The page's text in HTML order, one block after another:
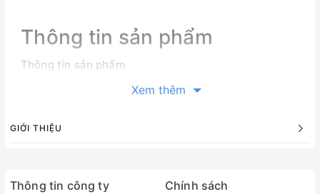
Thông tin sản phẩm
Thông tin sản phẩm
Có Inverter
Phạm vi làm lạnh hiệu quả:
Xem thêm
GIỚI THIỆU
Thông tin công ty Chính sách